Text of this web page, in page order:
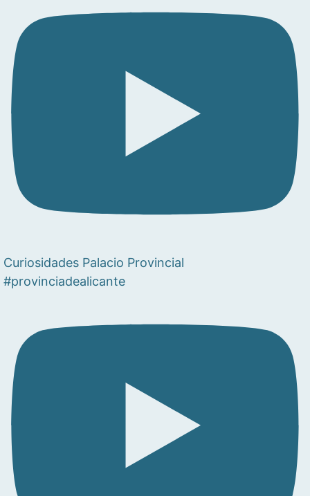
Curiosidades Palacio Provincial
#provinciadealicante